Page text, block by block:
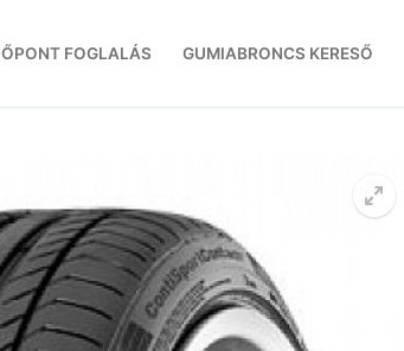
FOGLALÁS GUMIABRONCS KERESŐ